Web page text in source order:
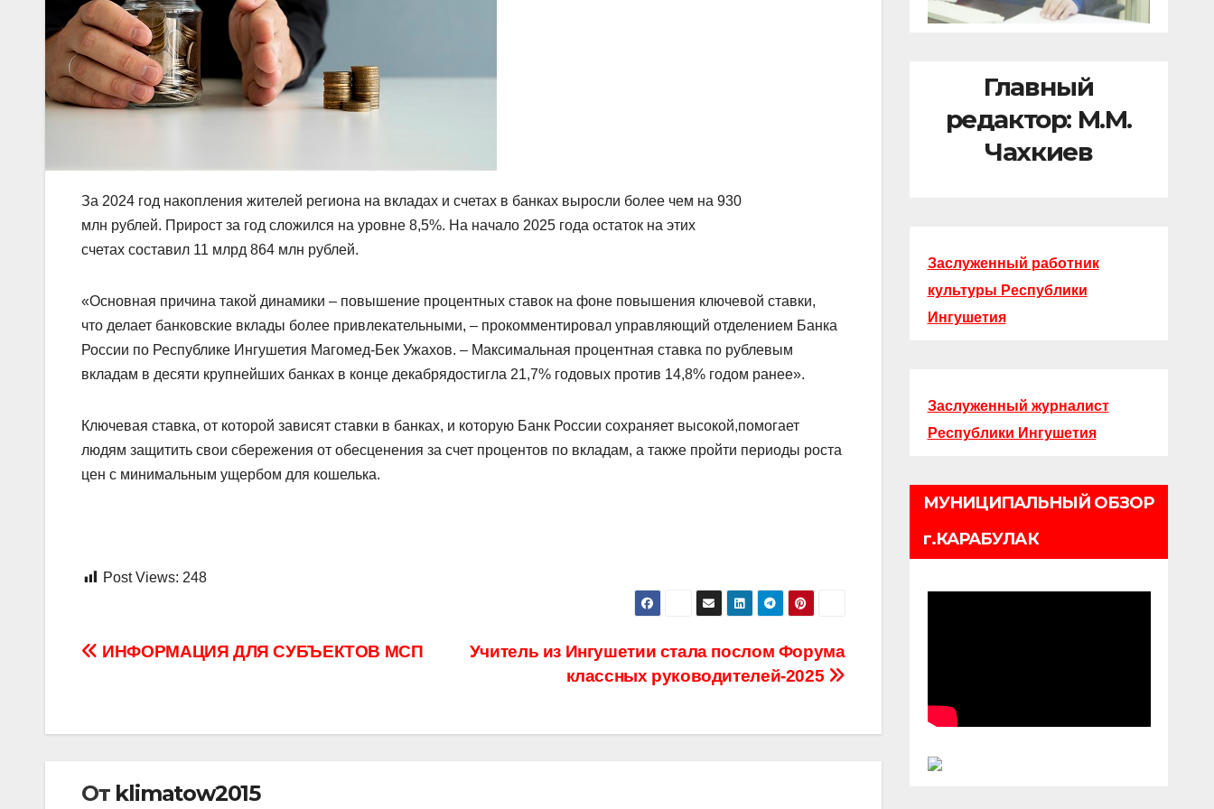
За 2024 год накопления жителей региона на вкладах и счетах в банках выросли более чем на 930
млн рублей. Прирост за год сложился на уровне 8,5%. На начало 2025 года остаток на этих
счетах составил 11 млрд 864 млн рублей.
«Основная причина такой динамики – повышение процентных ставок на фоне повышения ключевой ставки,
что делает банковские вклады более привлекательными, – прокомментировал управляющий отделением Банка
России по Республике Ингушетия Магомед-Бек Ужахов. – Максимальная процентная ставка по рублевым
вкладам в десяти крупнейших банках в конце декабрядостигла 21,7% годовых против 14,8% годом ранее».
Ключевая ставка, от которой зависят ставки в банках, и которую Банк России сохраняет высокой,помогает
людям защитить свои сбережения от обесценения за счет процентов по вкладам, а также пройти периоды роста
цен с минимальным ущербом для кошелька.
Post Views: 248
Навигация
записям
Учитель из Ингушетии стала послом Форума
классных руководителей-2025
ИНФОРМАЦИЯ ДЛЯ СУБЪЕКТОВ МСП
От klimatow2015
Главный
редактор: М.М.
Чахкиев
Заслуженный работник
культуры Республики
Ингушетия
Заслуженный журналист
Республики Ингушетия
МУНИЦИПАЛЬНЫЙ ОБЗОР
г.КАРАБУЛАК